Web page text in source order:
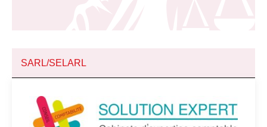
SARL/SELARL